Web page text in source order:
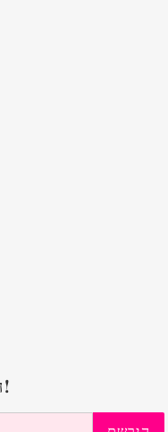
הצטרף לרשימת התפוצה שלנו!